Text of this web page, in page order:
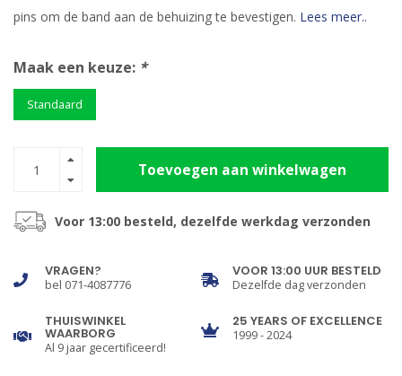
pins om de band aan de behuizing te bevestigen. Lees meer..
Maak een keuze: *
Standaard
Toevoegen aan winkelwagen
Voor 13:00 besteld, dezelfde werkdag verzonden
VRAGEN?
bel 071-4087776
VOOR 13:00 UUR BESTELD
Dezelfde dag verzonden
THUISWINKEL
WAARBORG
Al 9 jaar gecertificeerd!
25 YEARS OF EXCELLENCE
1999 - 2024